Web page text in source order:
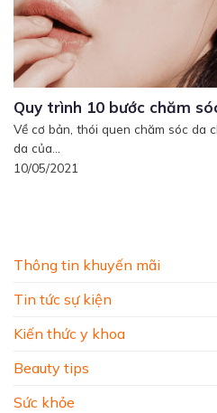
Thông tin khuyến mãi
Tin tức sự kiện
Kiến thức y khoa
Beauty tips
Sức khỏe
Quy trình 10 bước chăm
Về cơ bản, thói quen chăm sóc da
da của...
10/05/2021